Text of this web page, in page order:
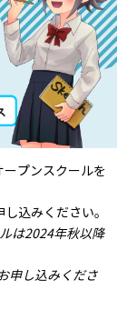
プンスクールを
し込みください。
は2024年秋以降
申し込みくださ